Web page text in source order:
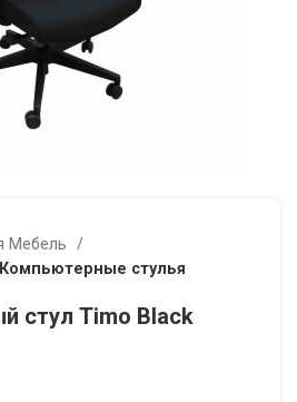
Мебель
стулья
стул Timo Black